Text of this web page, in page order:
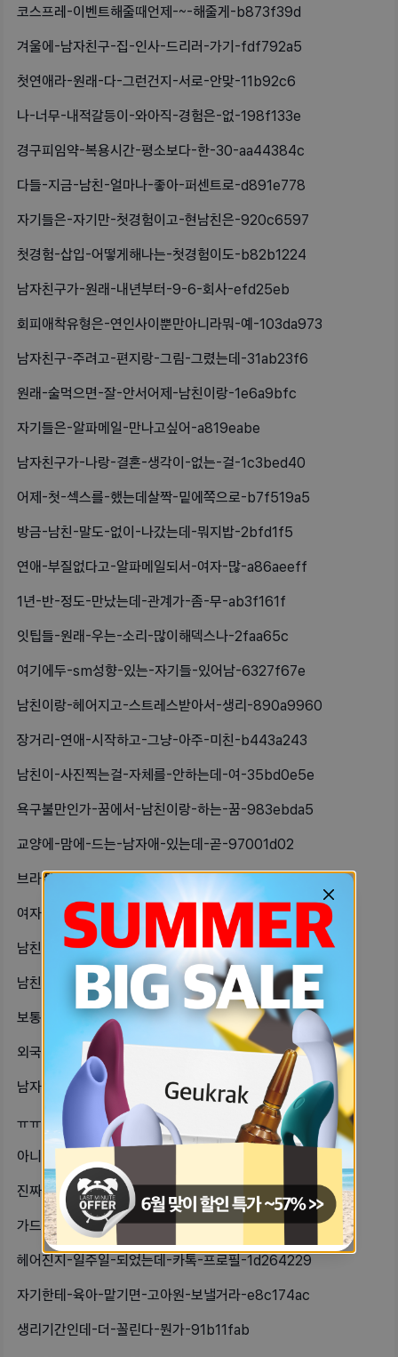
코스프레-이벤트해줄때언제-~-해줄게-b873f39d
겨울에-남자친구-집-인사-드리러-가기-fdf792a5
첫연애라-원래-다-그런건지-서로-안맞-11b92c6
나-너무-내적갈등이-와아직-경험은-없-198f133e
경구피임약-복용시간-평소보다-한-30-aa44384c
다들-지금-남친-얼마나-좋아-퍼센트로-d891e778
자기들은-자기만-첫경험이고-현남친은-920c6597
첫경험-삽입-어떻게해나는-첫경험이도-b82b1224
남자친구가-원래-내년부터-9-6-회사-efd25eb
회피애착유형은-연인사이뿐만아니라뭐-예-103da973
남자친구-주려고-편지랑-그림-그렸는데-31ab23f6
원래-술먹으면-잘-안서어제-남친이랑-1e6a9bfc
자기들은-알파메일-만나고싶어-a819eabe
남자친구가-나랑-결혼-생각이-없는-걸-1c3bed40
어제-첫-섹스를-했는데살짝-밑에쪽으로-b7f519a5
방금-남친-말도-없이-나갔는데-뭐지밥-2bfd1f5
연애-부질없다고-알파메일되서-여자-많-a86aeeff
1년-반-정도-만났는데-관계가-좀-무-ab3f161f
잇팁들-원래-우는-소리-많이해덱스나-2faa65c
여기에두-sm성향-있는-자기들-있어남-6327f67e
남친이랑-헤어지고-스트레스받아서-생리-890a9960
장거리-연애-시작하고-그냥-아주-미친-b443a243
남친이-사진찍는걸-자체를-안하는데-여-35bd0e5e
욕구불만인가-꿈에서-남친이랑-하는-꿈-983ebda5
교양에-맘에-드는-남자애-있는데-곧-97001d02
브라질리언-왁싱한-자기들아한지-이제-24270b17
여자인-친구들이랑-만나면-원래-자기-5437ef26
남친-인스타-팔로잉이-700명-정도인-6f43510b
남친이-옛날-사진-보여준다고-해서-같-872bca05
보통-첫관계-언제-어떻게-진행해ㅜㅜ쿠-b74da1a7
외국인남친이랑-사귄지-일년아직도-내-42776656
남자들-남들-앞에선-안-그런-척-하는-c834e0d8
ㅠㅠㅠㅠㅠ자위하다가-엄마한테-걸렸어ㅠ-b2ccb96c
아니-내가-한-2주-만나고-바로-사겼-c9632fe3
진짜-연애만큼-비효율적인게-없는듯ㅋㅋ-65c1bd3f
가드넬라질염ㅇ-나왓는데-섹파한테-말해-64b5a286
헤어진지-일주일-되었는데-카톡-프로필-1d264229
자기한테-육아-맡기면-고아원-보낼거라-e8c174ac
생리기간인데-더-꼴린다-뭔가-91b11fab